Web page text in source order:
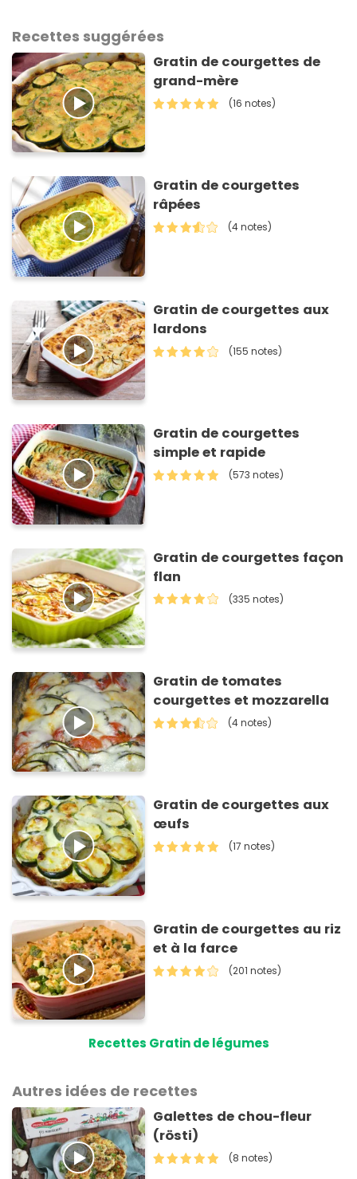
Recettes suggérées
Gratin de courgettes de
grand-mère
(16 notes)
Gratin de courgettes
râpées
(4 notes)
Gratin de courgettes aux
lardons
(155 notes)
Gratin de courgettes
simple et rapide
(573 notes)
Gratin de courgettes façon
flan
(335 notes)
Gratin de tomates
courgettes et mozzarella
(4 notes)
Gratin de courgettes aux
œufs
(17 notes)
Gratin de courgettes au riz
et à la farce
(201 notes)
Recettes Gratin de légumes
Autres idées de recettes
Galettes de chou-fleur
(rösti)
(8 notes)